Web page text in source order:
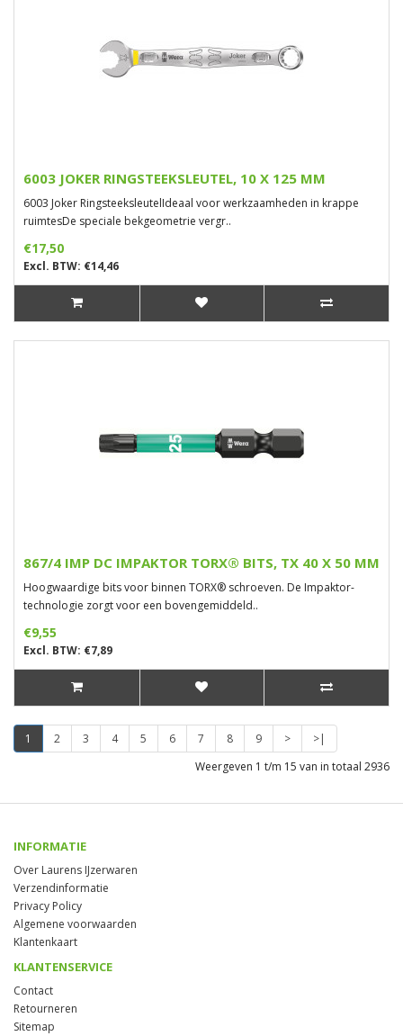
6003 JOKER RINGSTEEKSLEUTEL, 10 X 125 MM
6003 Joker RingsteeksleutelIdeaal voor werkzaamheden in krappe
ruimtesDe speciale bekgeometrie vergr..
€17,50
Excl. BTW: €14,46
867/4 IMP DC IMPAKTOR TORX® BITS, TX 40 X 50 MM
Hoogwaardige bits voor binnen TORX® schroeven. De Impaktor-
technologie zorgt voor een bovengemiddeld..
€9,55
Excl. BTW: €7,89
1 2 3 4 5 6 7 8 9 >
>|
Weergeven 1 t/m 15 van in totaal 2936
INFORMATIE
Over Laurens IJzerwaren
Verzendinformatie
Privacy Policy
Algemene voorwaarden
Klantenkaart
KLANTENSERVICE
Contact
Retourneren
Sitemap